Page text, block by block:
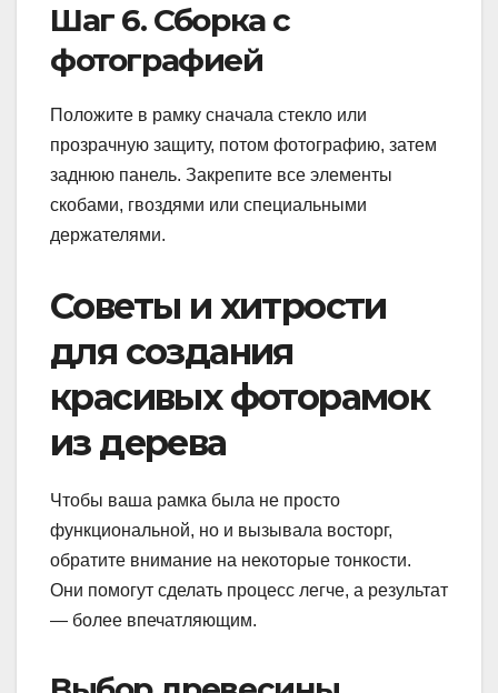
Шаг 6. Сборка с
фотографией
Положите в рамку сначала стекло или
прозрачную защиту, потом фотографию, затем
заднюю панель. Закрепите все элементы
скобами, гвоздями или специальными
держателями.
Советы и хитрости
для создания
красивых фоторамок
из дерева
Чтобы ваша рамка была не просто
функциональной, но и вызывала восторг,
обратите внимание на некоторые тонкости.
Они помогут сделать процесс легче, а результат
— более впечатляющим.